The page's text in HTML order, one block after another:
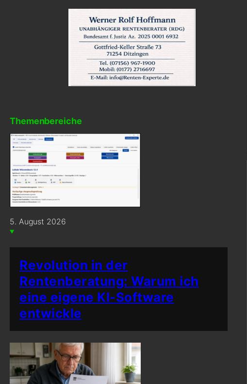
Themenbereiche
5. August 2026
Revolution in der
Rentenberatung: Warum ich
eine eigene KI-Software
entwickle